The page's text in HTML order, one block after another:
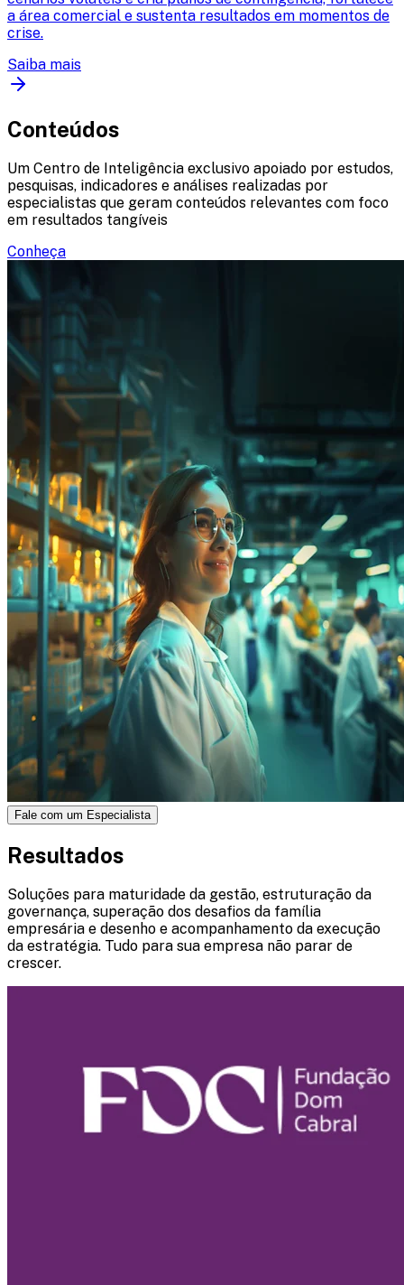
a área comercial e sustenta resultados em momentos de
crise.
Saiba mais
Conteúdos
Um Centro de Inteligência exclusivo apoiado por estudos,
pesquisas, indicadores e análises realizadas por
especialistas que geram conteúdos relevantes com foco
em resultados tangíveis
Conheça
Fale com um Especialista
Resultados
Soluções para maturidade da gestão, estruturação da
governança, superação dos desafios da família
empresária e desenho e acompanhamento da execução
da estratégia. Tudo para sua empresa não parar de
crescer.